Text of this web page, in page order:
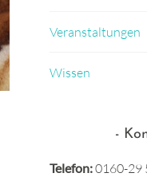
Veranstaltungen
Wissen
Telefon:0160-29